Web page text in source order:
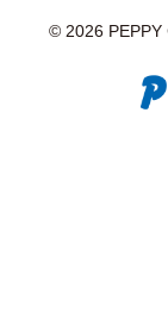
© 2026 PEPPY